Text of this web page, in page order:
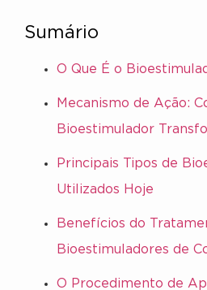
Sumário
O Que É o
Mecanismo de Ação:
Bioestimulador
Principais Tipos de
Utilizados Hoje
Benefícios do
Bioestimuladores de
O Procedimento de